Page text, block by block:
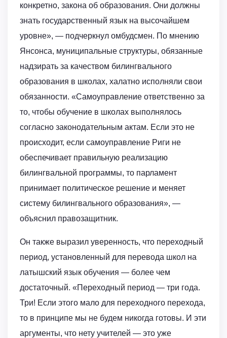
конкретно, закона об образования. Они должны
знать государственный язык на высочайшем
уровне», — подчеркнул омбудсмен. По мнению
Янсонса, муниципальные структуры, обязанные
надзирать за качеством билингвального
образования в школах, халатно исполняли свои
обязанности. «Самоуправление ответственно за
то, чтобы обучение в школах выполнялось
согласно законодательным актам. Если это не
происходит, если самоуправление Риги не
обеспечивает правильную реализацию
билингвальной программы, то парламент
принимает политическое решение и меняет
систему билингвального образования», —
объяснил правозащитник.
Он также выразил уверенность, что переходный
период, установленный для перевода школ на
латышский язык обучения — более чем
достаточный. «Переходный период — три года.
Три! Если этого мало для переходного перехода,
то в принципе мы не будем никогда готовы. И эти
аргументы, что нету учителей — это уже